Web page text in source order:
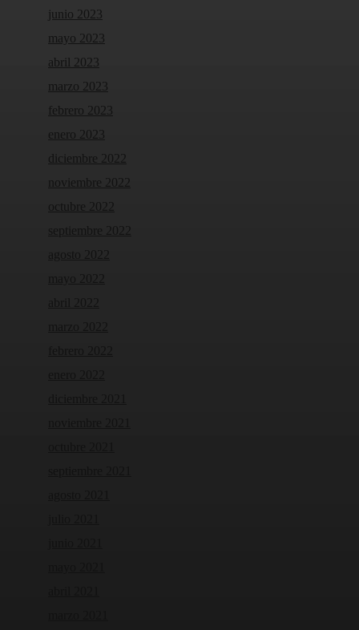
junio 2023
mayo 2023
abril 2023
marzo 2023
febrero 2023
enero 2023
diciembre 2022
noviembre 2022
octubre 2022
septiembre 2022